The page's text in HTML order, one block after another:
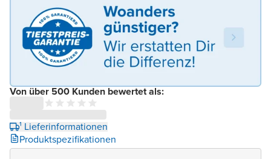
Von über 500 Kunden bewertet als:
¹ Lieferinformationen
Produktspezifikationen